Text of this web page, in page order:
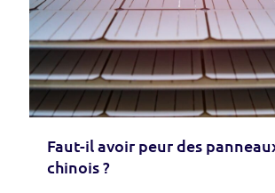
Faut-il avoir peur des
chinois ?